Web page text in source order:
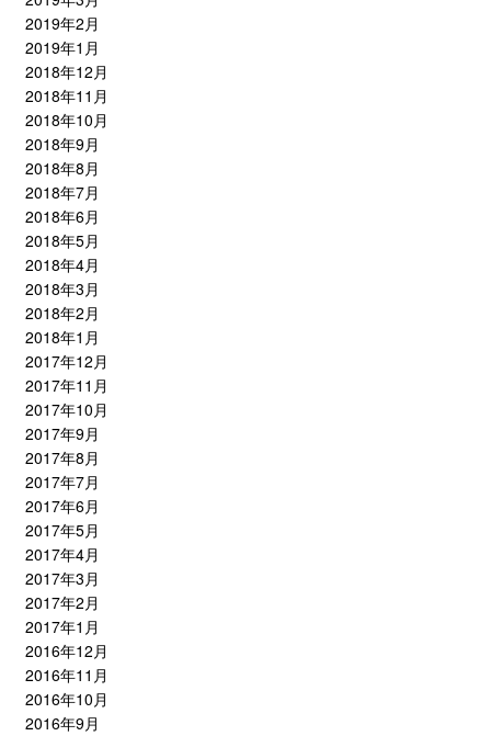
2019年2月
2019年1月
2018年12月
2018年11月
2018年10月
2018年9月
2018年8月
2018年7月
2018年6月
2018年5月
2018年4月
2018年3月
2018年2月
2018年1月
2017年12月
2017年11月
2017年10月
2017年9月
2017年8月
2017年7月
2017年6月
2017年5月
2017年4月
2017年3月
2017年2月
2017年1月
2016年12月
2016年11月
2016年10月
2016年9月